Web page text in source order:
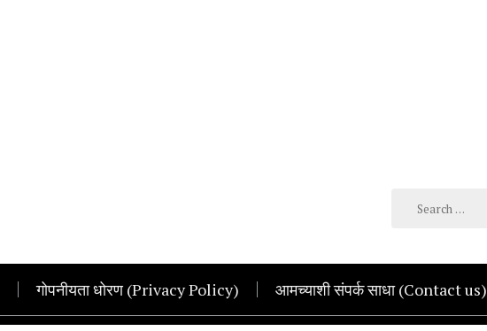
Search
गोपनीयता धोरण (Privacy Policy) आमच्याशी संपर्क साधा (Contact us)